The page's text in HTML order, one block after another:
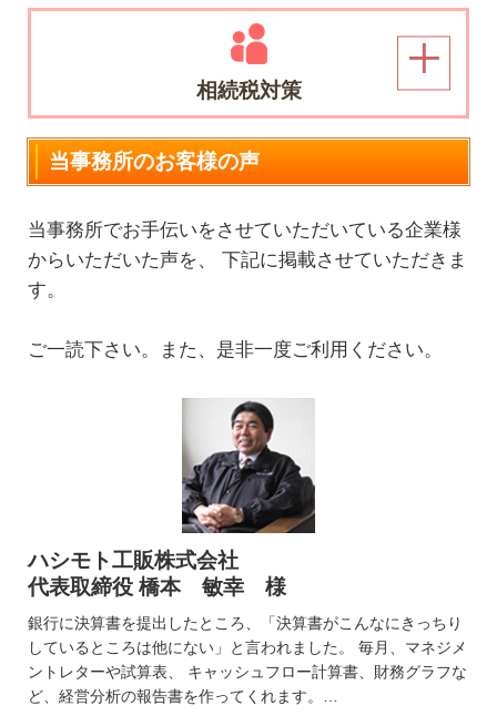
相続税対策
当事務所のお客様の声
当事務所でお手伝いをさせていただいている企業様
からいただいた声を、
下記に掲載させていただきま
す。
ご一読下さい。また、是非一度ご利用ください。
ハシモト工販株式会社
代表取締役 橋本 敏幸 様
銀行に決算書を提出したところ、「決算書がこんなにきっちり
しているところは他にない」と言われました。 毎月、マネジメ
ントレターや試算表、 キャッシュフロー計算書、財務グラフな
ど、経営分析の報告書を作ってくれます。…